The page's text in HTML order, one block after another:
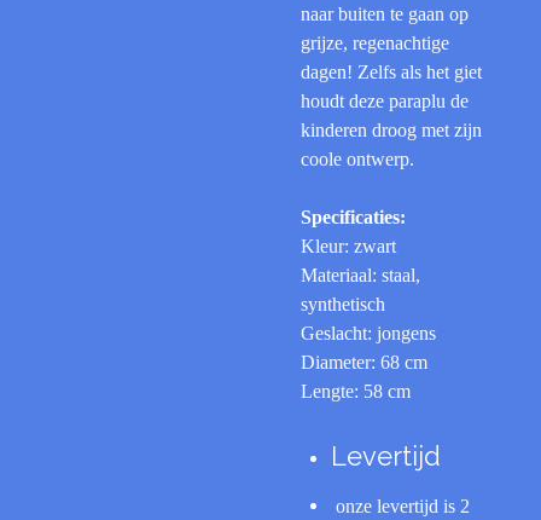
naar buiten te gaan op
grijze, regenachtige
dagen! Zelfs als het giet
houdt deze paraplu de
kinderen droog met zijn
coole ontwerp.
Specificaties:
Kleur: zwart
Materiaal: staal,
synthetisch
Geslacht: jongens
Diameter: 68 cm
Lengte: 58 cm
Levertijd
onze levertijd is 2